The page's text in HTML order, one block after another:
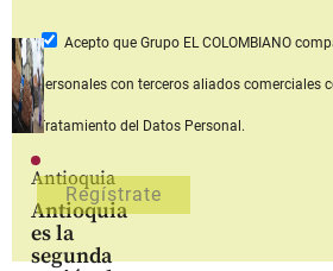
Antioquia
Antioquia
es la
segunda
Acepto que Grupo EL COLOMBIANO
personales con terceros aliados comerciales
Tratamiento del Datos Personal.